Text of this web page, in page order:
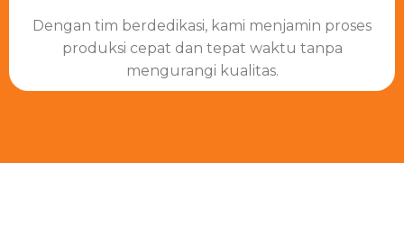
Dengan tim berdedikasi, kami menjamin proses
produksi cepat dan tepat waktu tanpa
mengurangi kualitas.​